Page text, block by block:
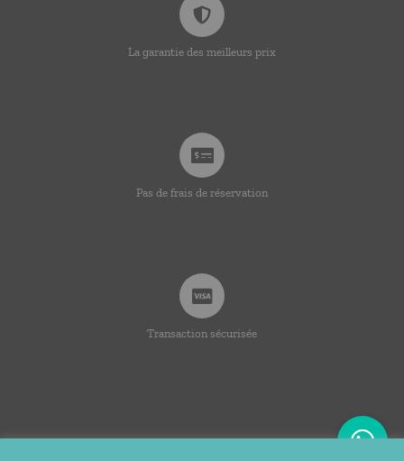
La garantie des meilleurs prix
Pas de frais de réservation
Transaction sécurisée